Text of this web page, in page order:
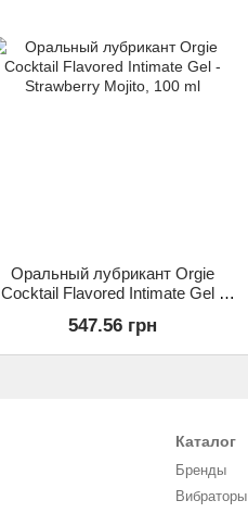
Оральный лубрикант Orgie
Cocktail Flavored Intimate Gel -
547.56 грн
Каталог
Бренды
Вибраторы